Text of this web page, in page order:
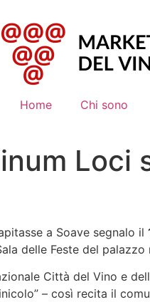
Home Chi sono
Loci
a Soave segnalo il
delle Feste del palazzo
Città del Vino e
– così recita il